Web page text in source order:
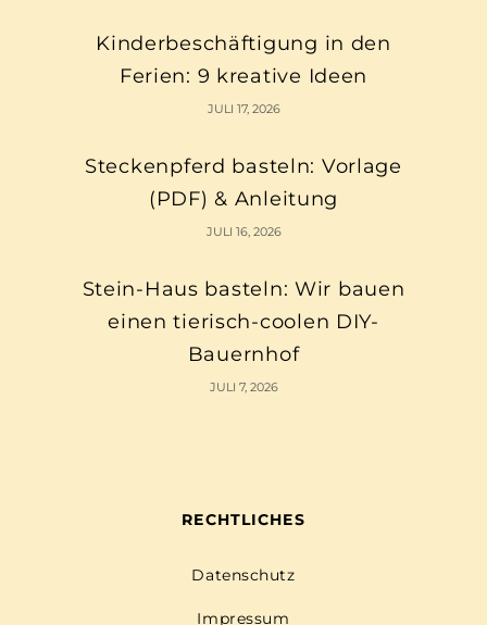
Kinderbeschäftigung in den
Ferien: 9 kreative Ideen
JULI 17, 2026
Steckenpferd basteln: Vorlage
(PDF) & Anleitung
JULI 16, 2026
Stein-Haus basteln: Wir bauen
einen tierisch-coolen DIY-
Bauernhof
JULI 7, 2026
RECHTLICHES
Datenschutz
Impressum